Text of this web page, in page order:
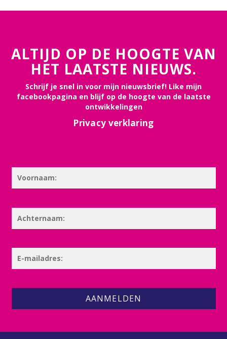
ALTIJD OP DE HOOGTE VAN
HET LAATSTE NIEUWS.
Schrijf je snel in voor mijn nieuwsbrief! Like mijn
facebookpagina en blijf op de hoogte van de laatste
ontwikkelingen
Privacy verklaring
AANMELDEN